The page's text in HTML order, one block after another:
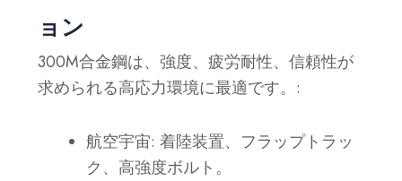
ョン
300M合金鋼は、強度、疲労耐性、信頼性が
求められる高応力環境に最適です。 :
航空宇宙: 着陸装置、フラップトラッ
ク、高強度ボルト。